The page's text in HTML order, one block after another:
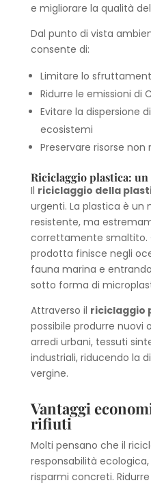
e migliorare la qualità
Dal punto di vista
consente di:
Limitare lo
Ridurre le emissioni di
Evitare la dispersione
ecosistemi
Preservare risorse non
Riciclaggio plastica: un
Il riciclaggio della
urgenti. La plastica è un
resistente, ma
correttamente smaltito.
prodotta finisce negli
fauna marina e
sotto forma di
Attraverso il riciclaggio
possibile produrre nuovi
arredi urbani, tessuti
industriali, riducendo la
vergine.
Vantaggi
rifiuti
Molti pensano che il
responsabilità
risparmi concreti.